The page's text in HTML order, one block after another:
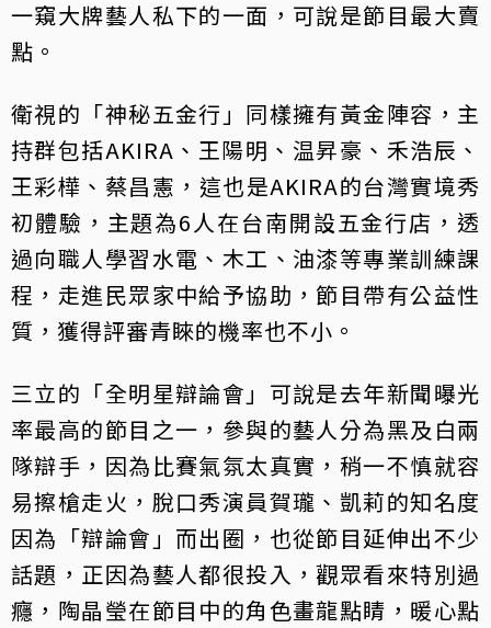
一窺大牌藝人私下的一面，可說是節目最大賣
點。
衛視的「神秘五金行」同樣擁有黃金陣容，主
持群包括AKIRA、王陽明、温昇豪、禾浩辰、
王彩樺、蔡昌憲，這也是AKIRA的台灣實境秀
初體驗，主題為6人在台南開設五金行店，透
過向職人學習水電、木工、油漆等專業訓練課
程，走進民眾家中給予協助，節目帶有公益性
質，獲得評審青睞的機率也不小。
三立的「全明星辯論會」可說是去年新聞曝光
率最高的節目之一，參與的藝人分為黑及白兩
隊辯手，因為比賽氣氛太真實，稍一不慎就容
易擦槍走火，脫口秀演員賀瓏、凱莉的知名度
因為「辯論會」而出圈，也從節目延伸出不少
話題，正因為藝人都很投入，觀眾看來特別過
癮，陶晶瑩在節目中的角色畫龍點睛，暖心點